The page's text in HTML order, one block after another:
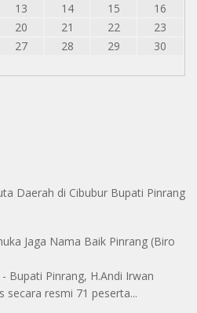
13 14 15
16
20 21 22
23
27 28 29
30
Daerah di Cibubur Bupati Pinrang
Jaga Nama Baik Pinrang (Biro
Bupati Pinrang, H.Andi Irwan
secara resmi 71 peserta...